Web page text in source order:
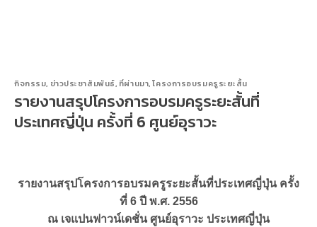
กิจกรรม, ข่าวประชาสัมพันธ์, ที่ผ่านมา,โครงการอบรมครูระยะสั้น
รายงานสรุปโครงการอบรมครูระยะสั้นที่
ประเทศญี่ปุ่น ครั้งที่ 6 ศูนย์อุราวะ
รายงานสรุปโครงการอบรมครูระยะสั้นที่ประเทศญี่ปุ่น ครั้ง
ที่ 6 ปี พ.ศ. 2556
ณ เจแปนฟาวน์เดชั่น ศูนย์อุราวะ ประเทศญี่ปุ่น